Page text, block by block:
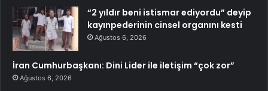
“2 yıldır beni istismar ediyordu” deyip
kayınpederinin cinsel organını kesti
Ağustos 6, 2026
İran Cumhurbaşkanı: Dini Lider ile iletişim “çok zor”
Ağustos 6, 2026